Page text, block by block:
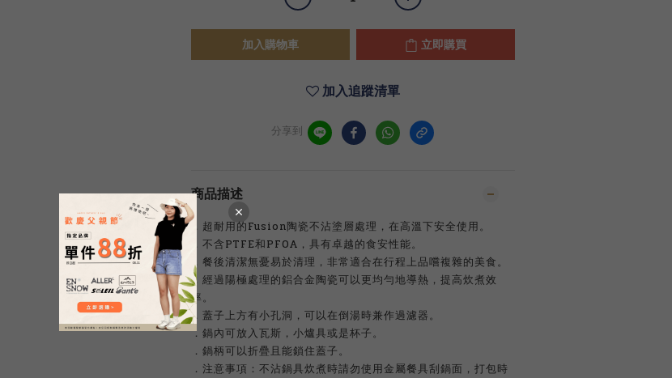
加入購物車 立即購買
加入追蹤清單
分享到
商品描述
．超耐用的Fusion陶瓷不沾塗層處理，在高溫下安全使用。
．不含PTFE和PFOA，具有卓越的食安性能。
．餐後清潔無憂易於清理，非常適合在行程上品嚐複雜的美食。
．經過陽極處理的鋁合金陶瓷可以更均勻地導熱，提高炊煮效
率。
．蓋子上方有小孔洞，可以在倒湯時兼作過濾器。
．鍋內可放入瓦斯，小爐具或是杯子。
．鍋柄可以折疊且能鎖住蓋子。
．注意事項：不沾鍋具炊煮時請勿使用金屬餐具刮鍋面，打包時